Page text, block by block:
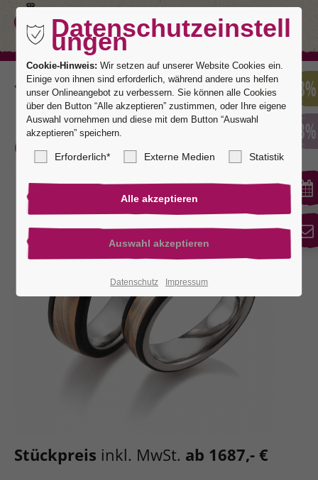
Zurück
Carbogan 3
Stückpreis inkl. MwSt. ab 1687,- €
Datenschutzeinstell
ungen
Cookie-Hinweis: Wir setzen auf unserer Website Cookies ein.
Einige von ihnen sind erforderlich, während andere uns helfen
unser Onlineangebot zu verbessern. Sie können alle Cookies
über den Button “Alle akzeptieren” zustimmen, oder Ihre eigene
Auswahl vornehmen und diese mit dem Button “Auswahl
akzeptieren” speichern.
Erforderlich* Externe Medien Statistik
Datenschutz Impressum